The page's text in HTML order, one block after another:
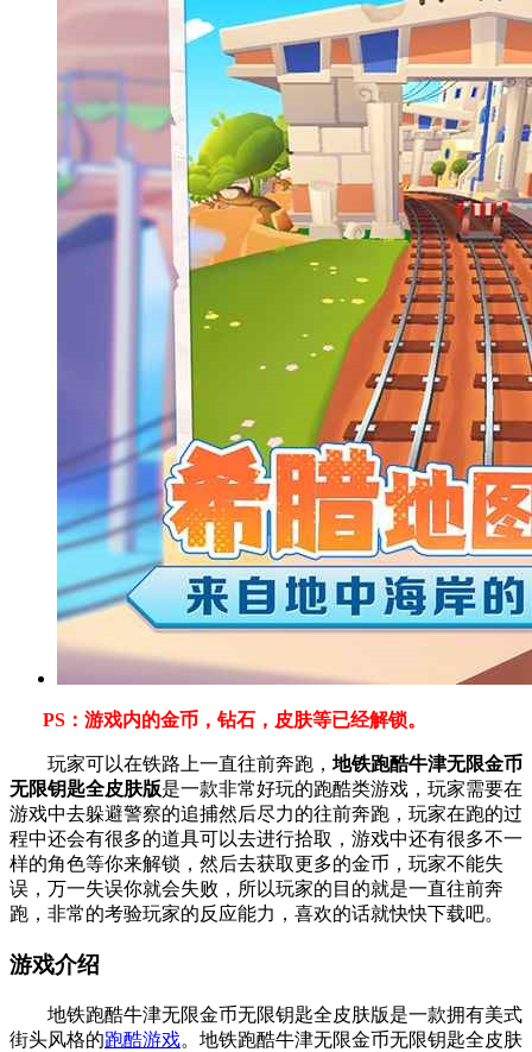
PS：游戏内的金币，钻石，皮肤等已经解锁。
玩家可以在铁路上一直往前奔跑， 地铁跑酷牛津无限金币
无限钥匙全皮肤版是一款非常好玩的跑酷类游戏，玩家需要在
游戏中去躲避警察的追捕然后尽力的往前奔跑，玩家在跑的过
程中还会有很多的道具可以去进行拾取，游戏中还有很多不一
样的角色等你来解锁，然后去获取更多的金币，玩家不能失
误，万一失误你就会失败，所以玩家的目的就是一直往前奔
跑，非常的考验玩家的反应能力，喜欢的话就快快下载吧。
游戏介绍
地铁跑酷牛津无限金币无限钥匙全皮肤版是一款拥有美式
街头风格的跑酷游戏。地铁跑酷牛津无限金币无限钥匙全皮肤